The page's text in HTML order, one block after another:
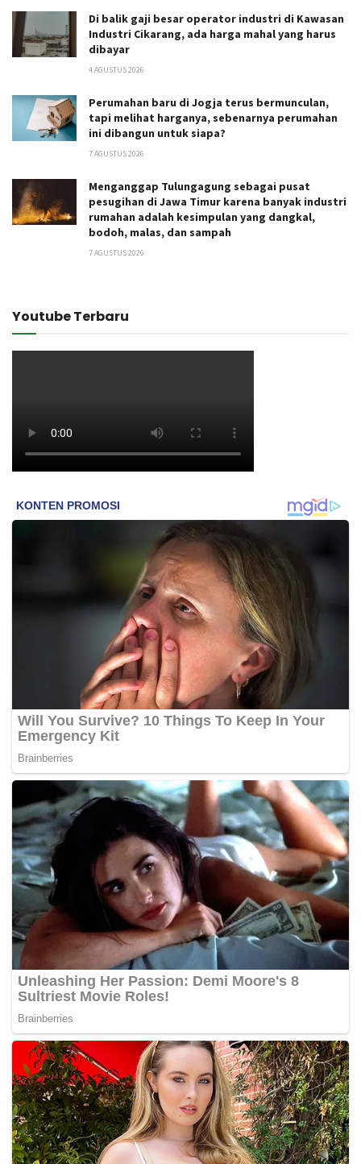
Di balik gaji besar operator industri di Kawasan
Industri Cikarang, ada harga mahal yang harus
dibayar
4 AGUSTUS 2026
Perumahan baru di Jogja terus bermunculan,
tapi melihat harganya, sebenarnya perumahan
ini dibangun untuk siapa?
7 AGUSTUS 2026
Menganggap Tulungagung sebagai pusat
pesugihan di Jawa Timur karena banyak industri
rumahan adalah kesimpulan yang dangkal,
bodoh, malas, dan sampah
7 AGUSTUS 2026
Youtube Terbaru